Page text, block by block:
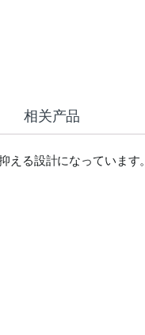
相关产品
る設計になっています。